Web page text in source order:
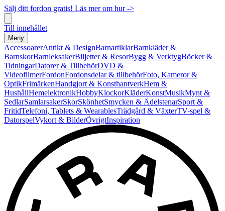
Sälj ditt fordon gratis! Läs mer om hur ->
Till innehållet
Meny
AccessoarerAntikt & DesignBarnartiklarBarnkläder &
BarnskorBarnleksakerBiljetter & ResorBygg & VerktygBöcker &
TidningarDatorer & TillbehörDVD &
VideofilmerFordonFordonsdelar & tillbehörFoto, Kameror &
OptikFrimärkenHandgjort & KonsthantverkHem &
HushållHemelektronikHobbyKlockorKläderKonstMusikMynt &
SedlarSamlarsakerSkorSkönhetSmycken & ÄdelstenarSport &
FritidTelefoni, Tablets & WearablesTrädgård & VäxterTV-spel &
DatorspelVykort & BilderÖvrigtInspiration